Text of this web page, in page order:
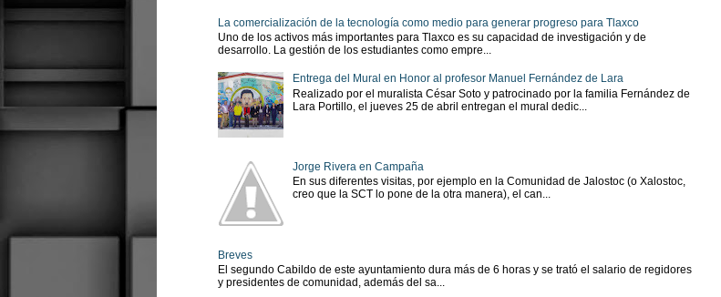
La comercialización de la tecnología como medio para generar progreso para Tlaxco
Uno de los activos más importantes para Tlaxco es su capacidad de investigación y de
desarrollo. La gestión de los estudiantes como empre...
Entrega del Mural en Honor al profesor Manuel Fernández de Lara
Realizado por el muralista César Soto y patrocinado por la familia Fernández de
Lara Portillo, el jueves 25 de abril entregan el mural dedic...
Jorge Rivera en Campaña
En sus diferentes visitas, por ejemplo en la Comunidad de Jalostoc (o Xalostoc,
creo que la SCT lo pone de la otra manera), el can...
Breves
El segundo Cabildo de este ayuntamiento dura más de 6 horas y se trató el salario de regidores
y presidentes de comunidad, además del sa...